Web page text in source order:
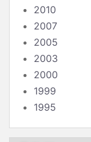
2010
2007
2005
2003
2000
1999
1995